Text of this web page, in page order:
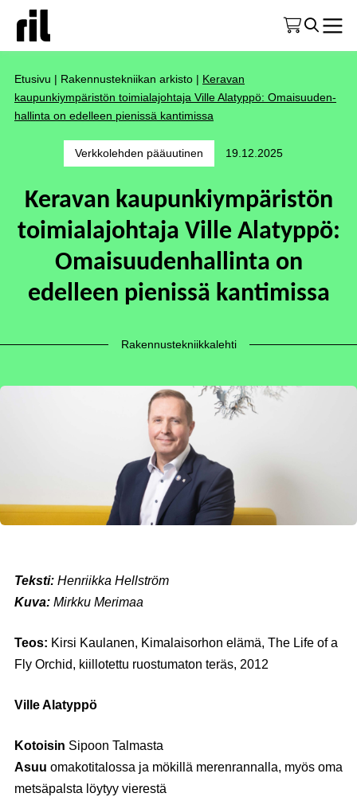
Etusivu | Rakennustekniikan arkisto | Keravan
kaupunkiympäristön toimialajohtaja Ville Alatyppö: Omaisuuden­
hallinta on edelleen pienissä kantimissa
Verkkolehden pääuutinen 19.12.2025
Keravan kaupunkiympäristön
toimialajohtaja Ville Alatyppö:
Omaisuuden­hallinta on
edelleen pienissä kantimissa
Rakennustekniikkalehti
Teksti: Henriikka Hellström
Kuva: Mirkku Merimaa
Teos: Kirsi Kaulanen, Kimalaisorhon elämä, The Life of a
Fly Orchid, kiillotettu ruostumaton teräs, 2012
Ville Alatyppö
Kotoisin Sipoon Talmasta
Asuu omakotitalossa ja mökillä merenrannalla, myös oma
metsäpalsta löytyy vierestä